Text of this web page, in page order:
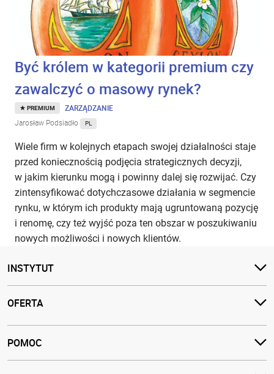
Być królem w kategorii premium czy
zawalczyć o masowy rynek?
PREMIUM ZARZĄDZANIE
Jarosław Podsiadło PL
Wiele firm w kolejnych etapach swojej działalności staje
przed koniecznością podjęcia strategicznych decyzji,
w jakim kierunku mogą i powinny dalej się rozwijać. Czy
zintensyfikować dotychczasowe działania w segmencie
rynku, w którym ich produkty mają ugruntowaną pozycję
i renomę, czy też wyjść poza ten obszar w poszukiwaniu
nowych możliwości i nowych klientów.
INSTYTUT
OFERTA
POMOC